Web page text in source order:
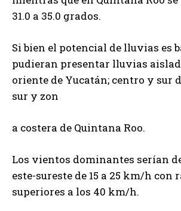
31.0 a 35.0 grados.
Si bien el potencial de lluvias es
pudieran presentar lluvias
oriente de Yucatán; centro y sur
sur y zon
a costera de Quintana Roo.
Los vientos dominantes serían
este-sureste de 15 a 25 km/h con
superiores a los 40 km/h.